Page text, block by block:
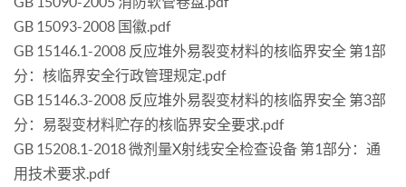
GB 15093-2008 国徽.pdf
GB 15146.1-2008 反应堆外易裂变材料的核临界安全 第1部
分：核临界安全行政管理规定.pdf
GB 15146.3-2008 反应堆外易裂变材料的核临界安全 第3部
分：易裂变材料贮存的核临界安全要求.pdf
GB 15208.1-2018 微剂量X射线安全检查设备 第1部分：通
用技术要求.pdf